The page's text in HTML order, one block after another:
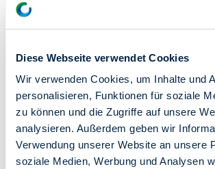
Diese Webseite verwendet Cookies
Wir verwenden Cookies, um Inhalte und
personalisieren, Funktionen für soziale
zu können und die Zugriffe auf unsere
analysieren. Außerdem geben wir
Verwendung unserer Website an unsere
soziale Medien, Werbung und Analysen
Zentrale
030 264 85-5000
Online-Service